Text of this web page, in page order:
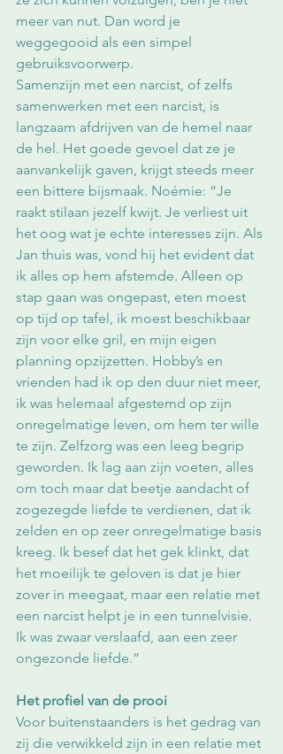
meer van nut. Dan word je
weggegooid als een simpel
gebruiksvoorwerp.
Samenzijn met een narcist, of zelfs
samenwerken met een narcist, is
langzaam afdrijven van de hemel naar
de hel. Het goede gevoel dat ze je
aanvankelijk gaven, krijgt steeds meer
een bittere bijsmaak. Noémie: “Je
raakt stilaan jezelf kwijt. Je verliest uit
het oog wat je echte interesses zijn. Als
Jan thuis was, vond hij het evident dat
ik alles op hem afstemde. Alleen op
stap gaan was ongepast, eten moest
op tijd op tafel, ik moest beschikbaar
zijn voor elke gril, en mijn eigen
planning opzijzetten. Hobby’s en
vrienden had ik op den duur niet meer,
ik was helemaal afgestemd op zijn
onregelmatige leven, om hem ter wille
te zijn. Zelfzorg was een leeg begrip
geworden. Ik lag aan zijn voeten, alles
om toch maar dat beetje aandacht of
zogezegde liefde te verdienen, dat ik
zelden en op zeer onregelmatige basis
kreeg. Ik besef dat het gek klinkt, dat
het moeilijk te geloven is dat je hier
zover in meegaat, maar een relatie met
een narcist helpt je in een tunnelvisie.
Ik was zwaar verslaafd, aan een zeer
ongezonde liefde.”
Het profiel van de prooi
Voor buitenstaanders is het gedrag van
zij die verwikkeld zijn in een relatie met